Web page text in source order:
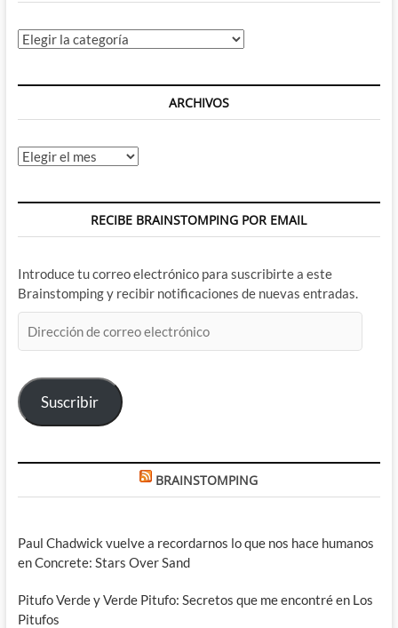
Categorías
ARCHIVOS
Archivos
RECIBE BRAINSTOMPING POR EMAIL
Introduce tu correo electrónico para suscribirte a este
Brainstomping y recibir notificaciones de nuevas entradas.
de
electrónico
Suscribir
BRAINSTOMPING
Paul Chadwick vuelve a recordarnos lo que nos hace humanos
en Concrete: Stars Over Sand
Pitufo Verde y Verde Pitufo: Secretos que me encontré en Los
Pitufos